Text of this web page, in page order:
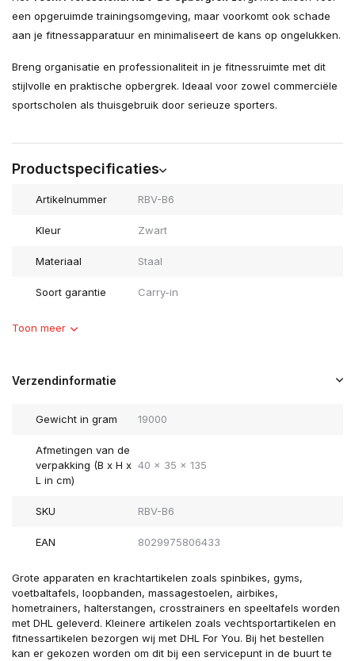
een opgeruimde trainingsomgeving, maar voorkomt ook schade
aan je fitnessapparatuur en minimaliseert de kans op ongelukken.
Breng organisatie en professionaliteit in je fitnessruimte met dit
stijlvolle en praktische opbergrek. Ideaal voor zowel commerciële
sportscholen als thuisgebruik door serieuze sporters.
Productspecificaties
Artikelnummer RBV-B6
Kleur Zwart
Materiaal Staal
Soort garantie Carry-in
Toon meer
Verzendinformatie
Gewicht in gram 19000
Afmetingen van de
verpakking (B x H x
L in cm)
40 x 35 x 135
SKU RBV-B6
EAN 8029975806433
Grote apparaten en krachtartikelen zoals spinbikes, gyms,
voetbaltafels, loopbanden, massagestoelen, airbikes,
hometrainers, halterstangen, crosstrainers en speeltafels worden
met DHL geleverd. Kleinere artikelen zoals vechtsportartikelen en
fitnessartikelen bezorgen wij met DHL For You. Bij het bestellen
kan er gekozen worden om dit bij een servicepunt in de buurt te